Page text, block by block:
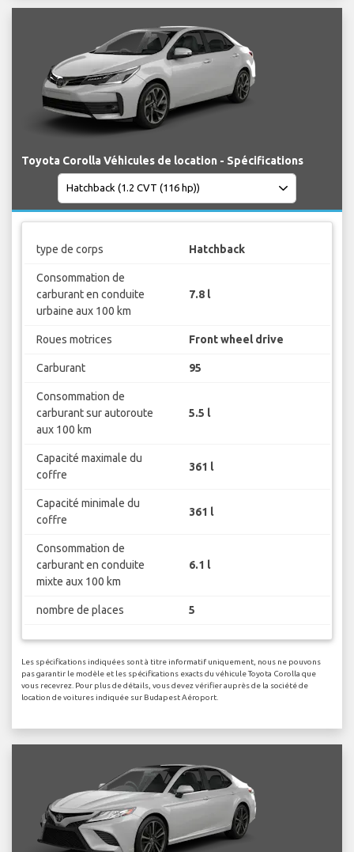
Toyota Corolla Véhicules de location - Spécifications
type de corps Hatchback
Consommation de
carburant en conduite
urbaine aux 100 km
7.8 l
Roues motrices Front wheel drive
Carburant 95
Consommation de
carburant sur autoroute
aux 100 km
5.5 l
Capacité maximale du
coffre
361 l
Capacité minimale du
coffre
361 l
Consommation de
carburant en conduite
mixte aux 100 km
6.1 l
nombre de places 5
Les spécifications indiquées sont à titre informatif uniquement, nous ne pouvons
pas garantir le modèle et les spécifications exacts du véhicule Toyota Corolla que
vous recevrez. Pour plus de détails, vous devez vérifier auprès de la société de
location de voitures indiquée sur Budapest Aéroport.